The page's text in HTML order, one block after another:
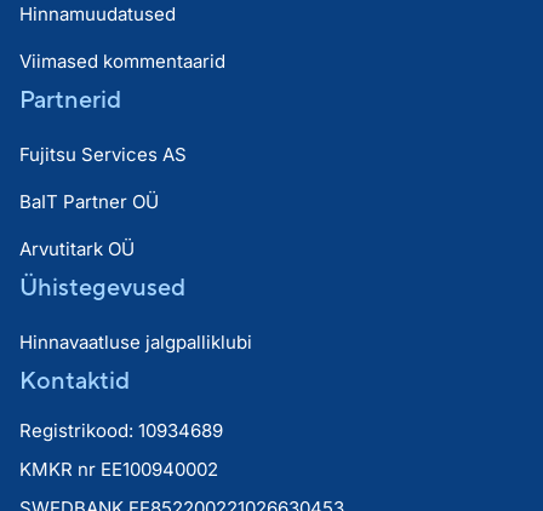
Hinnamuudatused
Viimased kommentaarid
Partnerid
Fujitsu Services AS
BaIT Partner OÜ
Arvutitark OÜ
Ühistegevused
Hinnavaatluse jalgpalliklubi
Kontaktid
Registrikood: 10934689
KMKR nr EE100940002